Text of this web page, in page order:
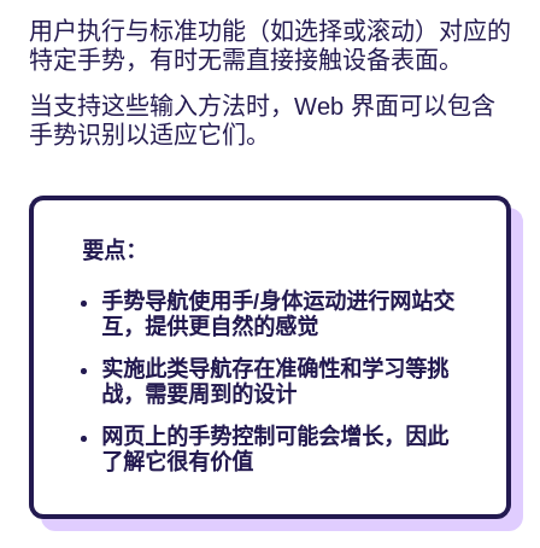
用户执行与标准功能（如选择或滚动）对应的
特定手势，有时无需直接接触设备表面。
当支持这些输入方法时，Web 界面可以包含
手势识别以适应它们。
要点：
手势导航使用手/身体运动进行网站交
互，提供更自然的感觉
实施此类导航存在准确性和学习等挑
战，需要周到的设计
网页上的手势控制可能会增长，因此
了解它很有价值